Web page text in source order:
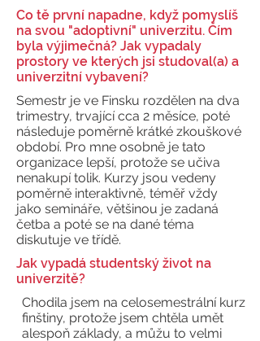
Co tě první napadne, když pomyslíš
na svou "adoptivní" univerzitu. Čím
byla výjimečná? Jak vypadaly
prostory ve kterých jsi studoval(a) a
univerzitní vybavení?
Semestr je ve Finsku rozdělen na dva
trimestry, trvající cca 2 měsíce, poté
následuje poměrně krátké zkouškové
období. Pro mne osobně je tato
organizace lepší, protože se učiva
nenakupí tolik. Kurzy jsou vedeny
poměrně interaktivně, téměř vždy
jako semináře, většinou je zadaná
četba a poté se na dané téma
diskutuje ve třídě.
Jak vypadá studentský život na
univerzitě?
Chodila jsem na celosemestrální kurz
finštiny, protože jsem chtěla umět
alespoň základy, a můžu to velmi